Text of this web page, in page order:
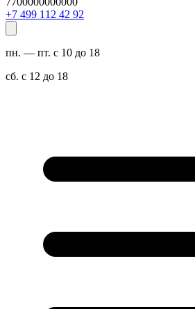
29 24 211 994 7+
пн. — пт. с 10 до 18
сб. с 12 до 18